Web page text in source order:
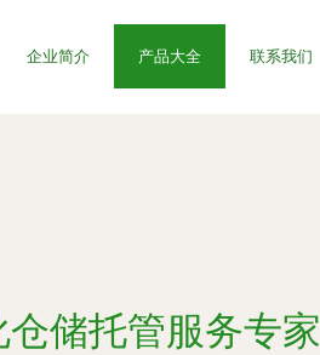
企业简介 产品大全 联系我们
储托管服务专家